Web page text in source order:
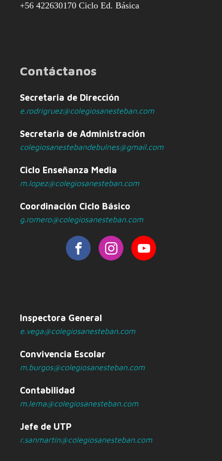
+56 422630170 Ciclo Ed. Básica
Contáctanos
Secretaria de Dirección
e.rodrigruez@colegiosanesteban.com
Secretaria de Administración
colegiosanestebandebulnes@gmail.com
Ciclo Enseñanza Media
m.lopez@colegiosanesteban.com
Coordinación Ciclo Básico
g.romero@colegiosanesteban.com
Inspectora General
e.vega@colegiosanesteban.com
Convivencia Escolar
m.burgos@colegiosanesteban.com
Contabilidad
m.lema@colegiosanesteban.com
Jefe de UTP
r.sanmartin@colegiosanesteban.com